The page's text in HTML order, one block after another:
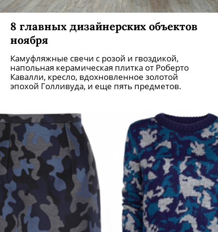
8 главных дизайнерских объектов
ноября
Камуфляжные свечи с розой и гвоздикой,
напольная керамическая плитка от Роберто
Кавалли, кресло, вдохновленное золотой
эпохой Голливуда, и еще пять предметов.